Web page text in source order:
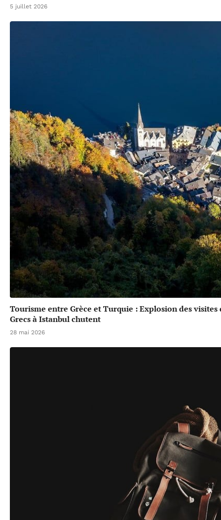
5 juillet 2026
Tourisme entre Grèce et Turquie : Explosion des
Grecs à Istanbul chutent
28 mai 2026